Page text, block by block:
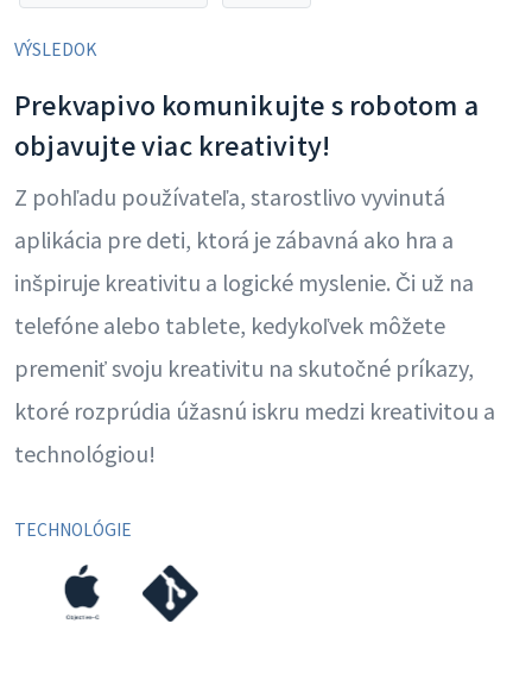
VÝSLEDOK
Prekvapivo komunikujte s robotom a
objavujte viac kreativity!
Z pohľadu používateľa, starostlivo vyvinutá
aplikácia pre deti, ktorá je zábavná ako hra a
inšpiruje kreativitu a logické myslenie. Či už na
telefóne alebo tablete, kedykoľvek môžete
premeniť svoju kreativitu na skutočné príkazy,
ktoré rozprúdia úžasnú iskru medzi kreativitou a
technológiou!
TECHNOLÓGIE